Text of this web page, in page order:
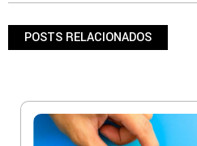
POSTS RELACIONADOS